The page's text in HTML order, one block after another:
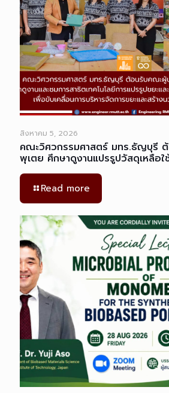
สิงหาคม 5, 2026
คณะวิศวกรรมศาสตร์ มทร.ธัญบุรี ต้
พุเตย ศึกษาดูงานแปรรูปวัสดุเหลือใ
Read more